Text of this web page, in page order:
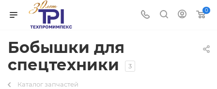
0
Бобышки для
спецтехники
3
Каталог запчастей